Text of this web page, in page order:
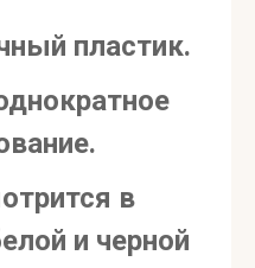
пластик.
в
и черной